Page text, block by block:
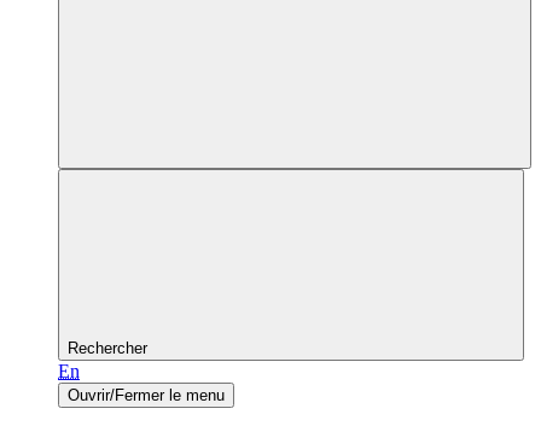
Rechercher
En
Ouvrir/Fermer le menu